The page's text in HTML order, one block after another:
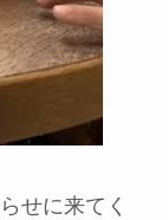
せに来てく